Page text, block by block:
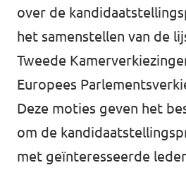
Volt Drenthe
Volt Fryslân
...alle Volt provincies
Agenda
Doneer
Word lid
over de
het samenstellen van de
Tweede
Europees
Deze moties geven het
om de
met geïnteresseerde